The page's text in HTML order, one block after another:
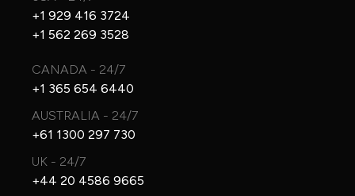
+1 929 416 3724
+1 562 269 3528
CANADA - 24/7
+1 365 654 6440
AUSTRALIA - 24/7
+61 1300 297 730
UK - 24/7
+44 20 4586 9665